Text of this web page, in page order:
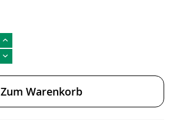
Zum Warenkorb